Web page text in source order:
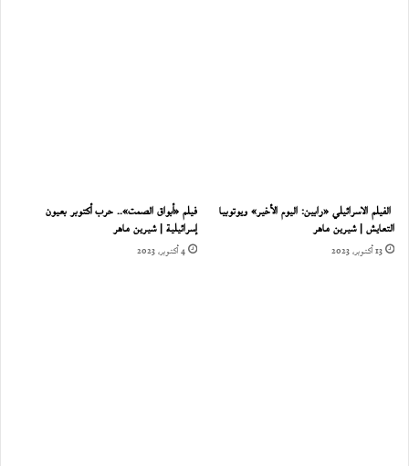
الفيلم الاسرائيلي «رابين: اليوم الأخير» ويوتوبيا
التعايش | شيرين ماهر
13 أكتوبر، 2023
فيلم «أبواق الصمت».. حرب أكتوبر بعيون
إسرائيلية | شيرين ماهر
4 أكتوبر، 2023